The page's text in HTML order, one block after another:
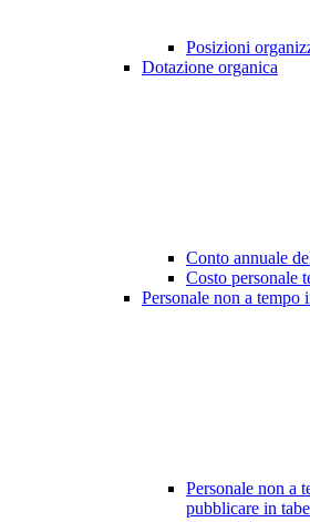
Posizioni
Dotazione organica
Conto annuale
Costo personale
Personale non a tempo
Personale non a
pubblicare in